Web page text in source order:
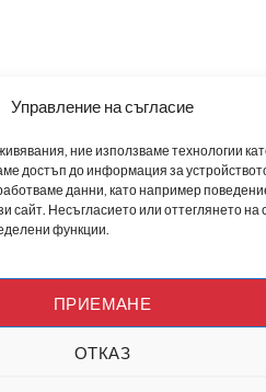
Управление на съгласие
ние използваме технологии
достъп до информация за
данни, като например
сайт. Несъгласието или оттеглянето на
функции.
ПРИЕМАНЕ
ОТКАЗ